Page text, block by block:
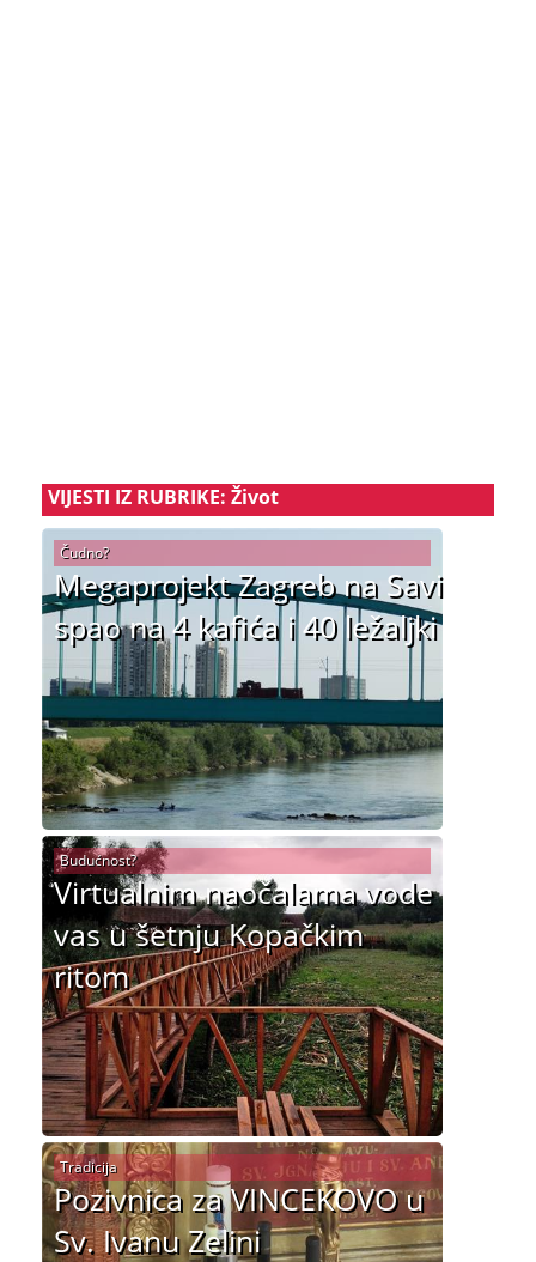
VIJESTI IZ RUBRIKE: Život
Megaprojekt Zagreb na Savi
spao na 4 kafića i 40 ležaljki
Čudno?
Virtualnim naočalama vode
vas u šetnju Kopačkim
ritom
Budućnost?
Pozivnica za VINCEKOVO u
Sv. Ivanu Zelini
Tradicija